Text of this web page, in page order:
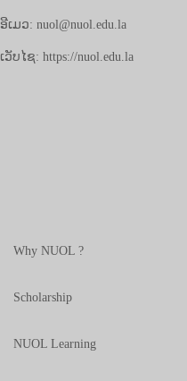
ອີເມວ: nuol@nuol.edu.la
ເວັບໄຊ: https://nuol.edu.la
Why NUOL ?
Scholarship
NUOL Learning